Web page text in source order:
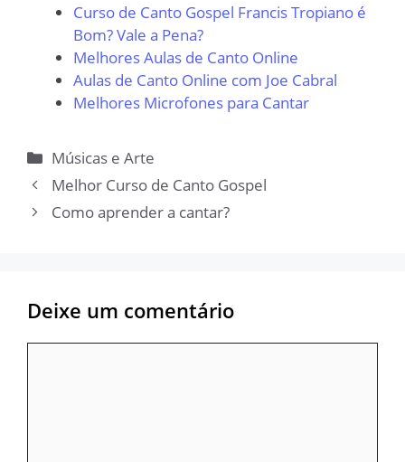
Curso de Canto Gospel Francis Tropiano é
Bom? Vale a Pena?
Melhores Aulas de Canto Online
Aulas de Canto Online com Joe Cabral
Melhores Microfones para Cantar
Categorias
Músicas e Arte
Melhor Curso de Canto Gospel
Como aprender a cantar?
Deixe um comentário